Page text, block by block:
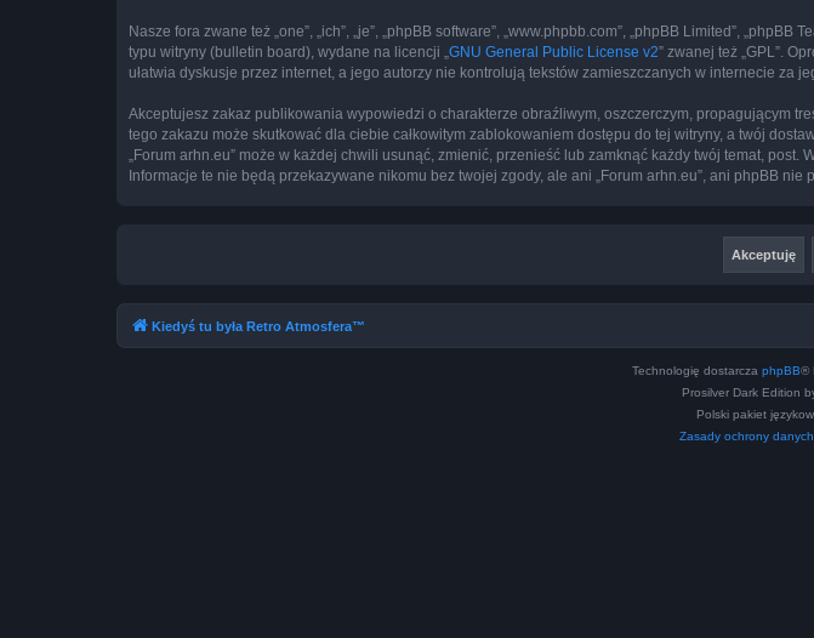
Nasze fora zwane też „one”, „ich”, „je”, „phpBB software”, „www.phpbb.com”, „phpBB Limited”,
typu witryny (bulletin board), wydane na licencji „ GNU General Public License v2” zwanej też „GPL”.
ułatwia dyskusje przez internet, a jego autorzy nie kontrolują tekstów zamieszczanych w internecie za
Akceptujesz zakaz publikowania wypowiedzi o charakterze obraźliwym, oszczerczym, propagującym
tego zakazu może skutkować dla ciebie całkowitym zablokowaniem dostępu do tej witryny, a twój
„Forum arhn.eu” może w każdej chwili usunąć, zmienić, przenieść lub zamknąć każdy twój temat,
Informacje te nie będą przekazywane nikomu bez twojej zgody, ale ani „Forum arhn.eu”, ani phpBB
Kiedyś tu była Retro Atmosfera™
Technologię dostarcza phpBB®
Prosilver Dark Edition
Polski pakiet
Zasady ochrony